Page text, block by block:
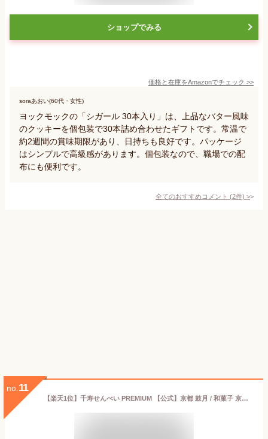
ショップでみる
価格と在庫をAmazonでチェック >>
soraあおい(60代・女性)
ヨックモックの「シガール 30本入り」は、上品なバター風味
のクッキーを個包装で30本詰め合わせたギフトです。常温で
約2週間の賞味期限があり、日持ちも良好です。パッケージ
はシンプルで高級感があります。個包装なので、職場での配
布にも便利です。
全てのおすすめコメント (2件) >
no. 11
【楽天1位】千寿せんべい PREMIUM 【公式】京都 鼓月 / 和菓子 京都 老舗 お菓子 お礼 お祝い お返し お取り寄せ 退職 引越し 異動 お配り 結婚祝 菓子 せんべい プチギフト 贈り物 自宅用 個包装 手土産 【エントリーでUP!】